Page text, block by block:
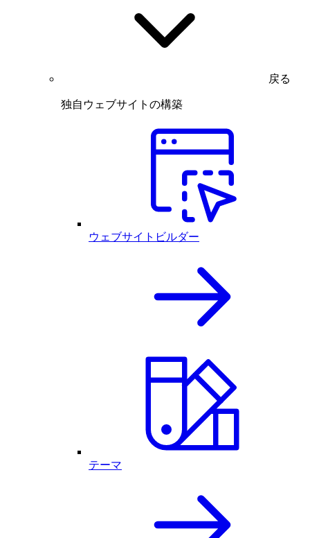
戻る
独自ウェブサイトの構築
ウェブサイトビルダー
テーマ